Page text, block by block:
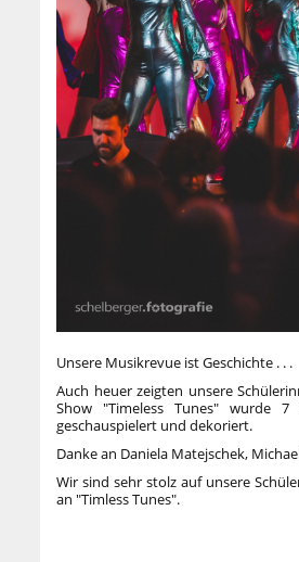
Unsere Musikrevue ist Geschichte . . .
Auch heuer zeigten unsere
Show "Timeless Tunes" wurde
geschauspielert und dekoriert.
Danke an Daniela Matejschek,
Wir sind sehr stolz auf unsere
an "Timless Tunes".